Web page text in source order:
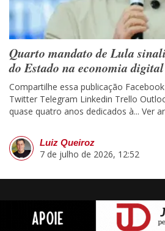
Quarto mandato de Lula
do Estado na economia
Compartilhe essa publicação
Twitter Telegram Linkedin Trello
quase quatro anos dedicados à... Ver
Luiz Queiroz
7 de julho de 2026, 12:52